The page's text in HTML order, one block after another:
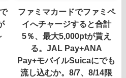
ファミマカードでファミペ
イへチャージすると合計
5％、最大5,000ptが貰え
る。JAL Pay+ANA
Pay+モバイルSuicaにでも
流し込むか。8/7、8/14限